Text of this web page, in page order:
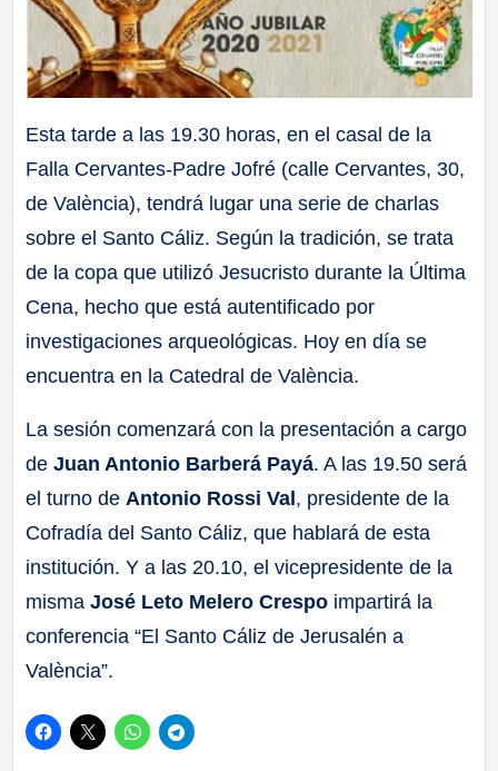
Esta tarde a las 19.30 horas, en el casal de la
Falla Cervantes-Padre Jofré (calle Cervantes, 30,
de València), tendrá lugar una serie de charlas
sobre el Santo Cáliz. Según la tradición, se trata
de la copa que utilizó Jesucristo durante la Última
Cena, hecho que está autentificado por
investigaciones arqueológicas. Hoy en día se
encuentra en la Catedral de València.
La sesión comenzará con la presentación a cargo
deJuan Antonio Barberá Payá. A las 19.50 será
el turno de Antonio Rossi Val, presidente de la
Cofradía del Santo Cáliz, que hablará de esta
institución. Y a las 20.10, el vicepresidente de la
mismaJosé Leto Melero Crespo impartirá la
conferencia “El Santo Cáliz de Jerusalén a
València”.